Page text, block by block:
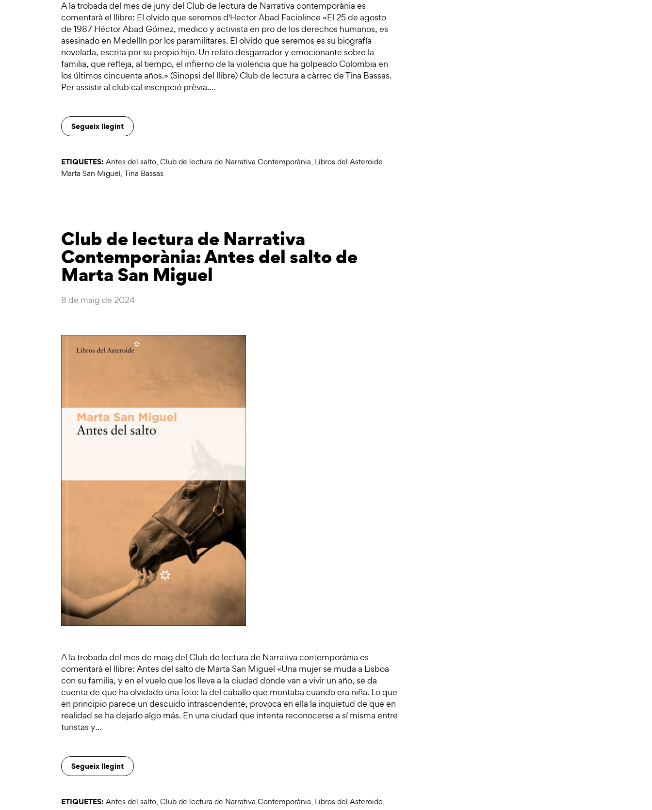
A la trobada del mes de juny del Club de lectura de Narrativa contemporània es
comentarà el llibre: El olvido que seremos d'Hector Abad Faciolince «El 25 de agosto
de 1987 Héctor Abad Gómez, medico y activista en pro de los derechos humanos, es
asesinado en Medellín por los paramilitares. El olvido que seremos es su biografía
novelada, escrita por su propio hijo. Un relato desgarrador y emocionante sobre la
familia, que refleja, al tiempo, el infierno de la violencia que ha golpeado Colombia en
los últimos cincuenta años.» (Sinopsi del llibre) Club de lectura a càrrec de Tina Bassas.
Per assistir al club cal inscripció prèvia.…
Segueix llegint
ETIQUETES: Antes del salto, Club de lectura de Narrativa Contemporània, Libros del Asteroide,
Marta San Miguel,Tina Bassas
Club de lectura de Narrativa
Contemporània: Antes del salto de
Marta San Miguel
8 de maig de 2024
A la trobada del mes de maig del Club de lectura de Narrativa contemporània es
comentarà el llibre: Antes del salto de Marta San Miguel «Una mujer se muda a Lisboa
con su familia, y en el vuelo que los lleva a la ciudad donde van a vivir un año, se da
cuenta de que ha olvidado una foto: la del caballo que montaba cuando era niña. Lo que
en principio parece un descuido intrascendente, provoca en ella la inquietud de que en
realidad se ha dejado algo más. En una ciudad que intenta reconocerse a sí misma entre
turistas y…
Segueix llegint
ETIQUETES: Antes del salto, Club de lectura de Narrativa Contemporània, Libros del Asteroide,